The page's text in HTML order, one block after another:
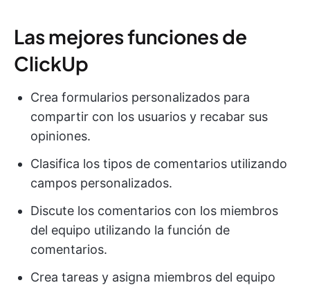
Las mejores funciones de
ClickUp
Crea formularios personalizados para
compartir con los usuarios y recabar sus
opiniones.
Clasifica los tipos de comentarios utilizando
campos personalizados.
Discute los comentarios con los miembros
del equipo utilizando la función de
comentarios.
Crea tareas y asigna miembros del equipo